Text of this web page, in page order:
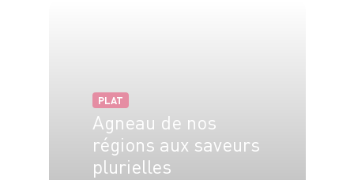
PLAT
Agneau de nos
régions aux saveurs
plurielles